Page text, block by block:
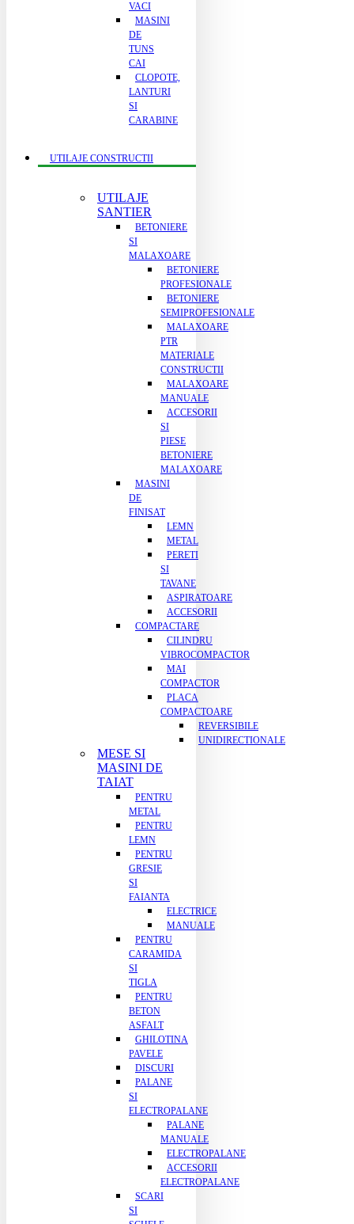
VACI
MASINI
DE
TUNS
CAI
CLOPOTE,
LANTURI
SI
CARABINE
UTILAJE CONSTRUCTII
UTILAJE
SANTIER
BETONIERE
SI
MALAXOARE
BETONIERE
PROFESIONALE
BETONIERE
SEMIPROFESIONALE
MALAXOARE
PTR
MATERIALE
CONSTRUCTII
MALAXOARE
MANUALE
ACCESORII
SI
PIESE
BETONIERE
MALAXOARE
MASINI
DE
FINISAT
LEMN
METAL
PERETI
SI
TAVANE
ASPIRATOARE
ACCESORII
COMPACTARE
CILINDRU
VIBROCOMPACTOR
MAI
COMPACTOR
PLACA
COMPACTOARE
REVERSIBILE
UNIDIRECTIONALE
MESE SI
MASINI DE
TAIAT
PENTRU
METAL
PENTRU
LEMN
PENTRU
GRESIE
SI
FAIANTA
ELECTRICE
MANUALE
PENTRU
CARAMIDA
SI
TIGLA
PENTRU
BETON
ASFALT
GHILOTINA
PAVELE
DISCURI
PALANE
SI
ELECTROPALANE
PALANE
MANUALE
ELECTROPALANE
ACCESORII
ELECTROPALANE
SCARI
SI